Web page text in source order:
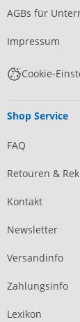
AGBs für
Impressum
Cookie-
Shop Service
FAQ
Retouren &
Kontakt
Newsletter
Versandinfo
Zahlungsinfo
Lexikon